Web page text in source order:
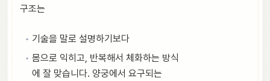
구조는
기술을 말로 설명하기보다
몸으로 익히고, 반복해서 체화하는 방식
에 잘 맞습니다. 양궁에서 요구되는